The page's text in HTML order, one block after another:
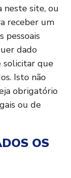
neste site, ou
receber um
pessoais
dado
solicitar que
Isto não
obrigatório
ou de
OS